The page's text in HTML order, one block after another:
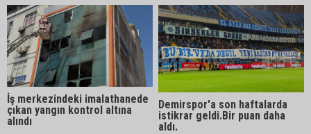
İş merkezindeki imalathanede
çıkan yangın kontrol altına
alındı
Demirspor'a son haftalarda
istikrar geldi.Bir puan daha
aldı.